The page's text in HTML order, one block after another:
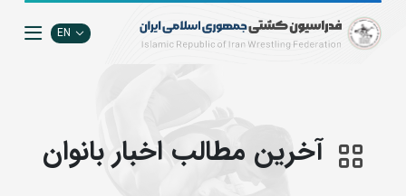
EN
آخرین مطالب اخبار بانوان